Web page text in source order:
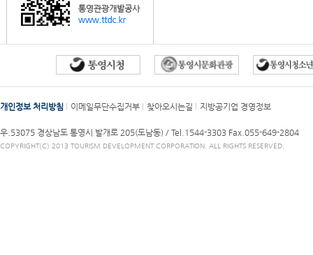
개인정보 처리방침 이메일무단수집거부 찾아오시는길 지방공기업 경영정보
우.53075 경상남도 통영시 발개로 205(도남동) / Tel.1544-3303 Fax.055-649-2804
COPYRIGHT(C) 2013 TOURISM DEVELOPMENT CORPORATION. ALL RIGHTS RESERVED.